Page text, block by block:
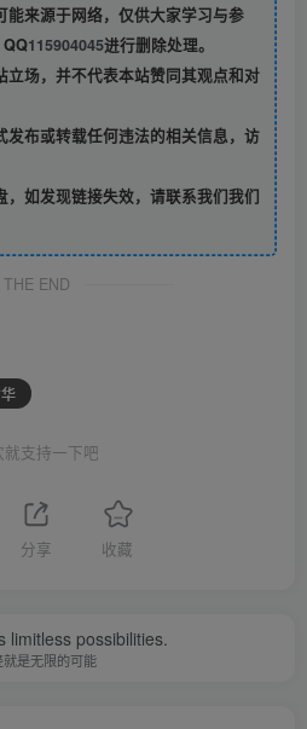
能来源于网络，仅供大家学习与参
115904045进行删除处理。
立场，并不代表本站赞同其观点和对
发布或转载任何违法的相关信息，访
，如发现链接失效，请联系我们我们
THE END
就支持一下吧
分享 收藏
limitless possibilities.
就是无限的可能